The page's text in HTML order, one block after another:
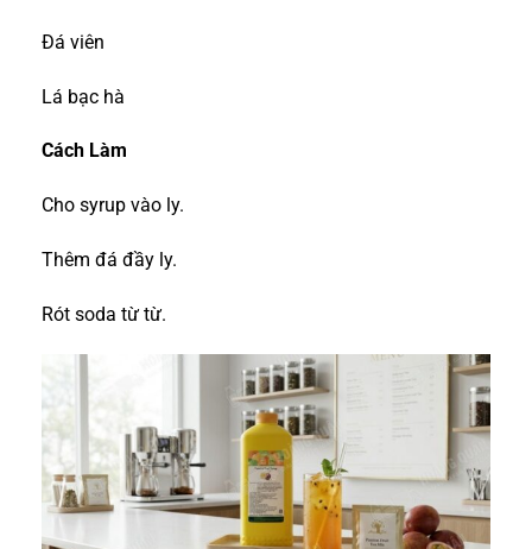
Đá viên
Lá bạc hà
Cách Làm
Cho syrup vào ly.
Thêm đá đầy ly.
Rót soda từ từ.